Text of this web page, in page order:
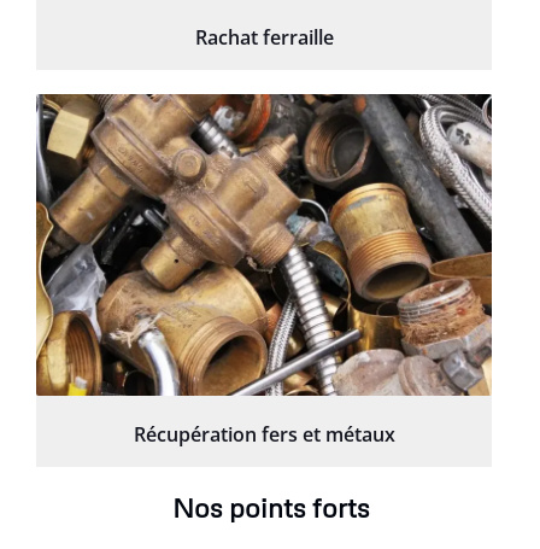
Rachat ferraille
Récupération fers et métaux
Nos points forts